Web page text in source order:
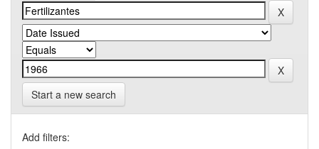
Start a new search
Add filters: